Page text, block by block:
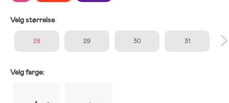
Velg størrelse
28 29 30 31
Velg farge: